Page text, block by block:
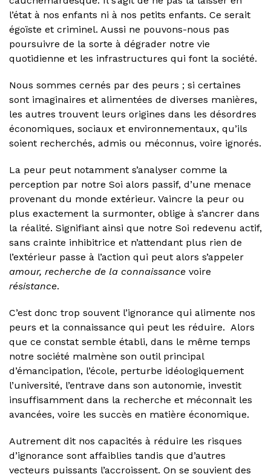
l’état à nos enfants ni à nos petits enfants. Ce serait
égoïste et criminel. Aussi ne pouvons-nous pas
poursuivre de la sorte à dégrader notre vie
quotidienne et les infrastructures qui font la société.
Nous sommes cernés par des peurs ; si certaines
sont imaginaires et alimentées de diverses manières,
les autres trouvent leurs origines dans les désordres
économiques, sociaux et environnementaux, qu’ils
soient recherchés, admis ou méconnus, voire ignorés.
La peur peut notamment s’analyser comme la
perception par notre Soi alors passif, d’une menace
provenant du monde extérieur. Vaincre la peur ou
plus exactement la surmonter, oblige à s’ancrer dans
la réalité. Signifiant ainsi que notre Soi redevenu actif,
sans crainte inhibitrice et n’attendant plus rien de
l’extérieur passe à l’action qui peut alors s’appeler
amour, recherche de la connaissance voire
résistance.
C’est donc trop souvent l’ignorance qui alimente nos
peurs et la connaissance qui peut les réduire. Alors
que ce constat semble établi, dans le même temps
notre société malmène son outil principal
d’émancipation, l’école, perturbe idéologiquement
l’université, l’entrave dans son autonomie, investit
insuffisamment dans la recherche et méconnait les
avancées, voire les succès en matière économique.
Autrement dit nos capacités à réduire les risques
d’ignorance sont affaiblies tandis que d’autres
vecteurs puissants l’accroissent. On se souvient des